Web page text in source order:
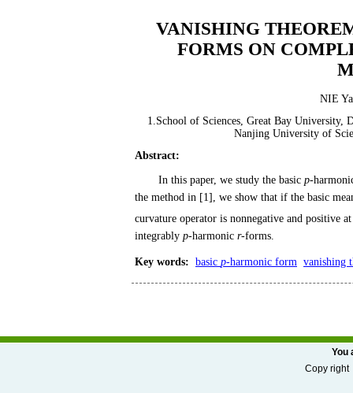
VANISHING
FORMS ON
NIE
1.School of Sciences, Great Bay University,
Nanjing University of
Abstract:
In this paper, we study the basic p-
the method in [1], we show that if the basic
curvature operator is nonnegative and positive
integrably p-harmonic r-forms.
Key words: basic p-harmonic form vanishing
You
Copy right